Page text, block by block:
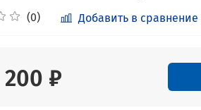
(0) Добавить в сравнение
200 ₽